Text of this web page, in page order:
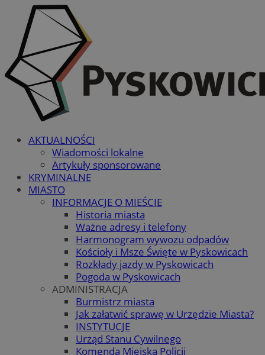
AKTUALNOŚCI
Wiadomości lokalne
Artykuły sponsorowane
KRYMINALNE
MIASTO
INFORMACJE O MIEŚCIE
Historia miasta
Ważne adresy i telefony
Harmonogram wywozu odpadów
Kościoły i Msze Święte w Pyskowicach
Rozkłady jazdy w Pyskowicach
Pogoda w Pyskowicach
ADMINISTRACJA
Burmistrz miasta
Jak załatwić sprawę w Urzędzie Miasta?
INSTYTUCJE
Urząd Stanu Cywilnego
Komenda Miejska Policji